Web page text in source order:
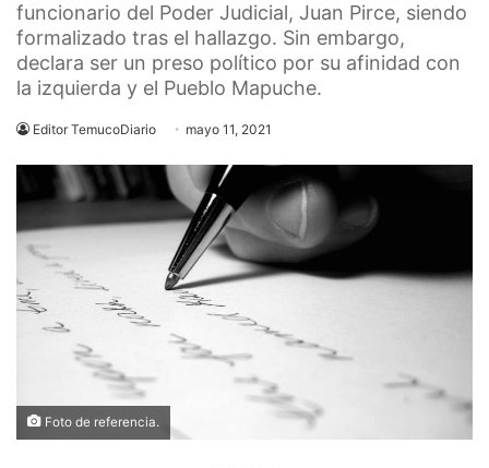
funcionario del Poder Judicial, Juan Pirce, siendo
formalizado tras el hallazgo. Sin embargo,
declara ser un preso político por su afinidad con
la izquierda y el Pueblo Mapuche.
Editor TemucoDiario mayo 11, 2021
Foto de referencia.